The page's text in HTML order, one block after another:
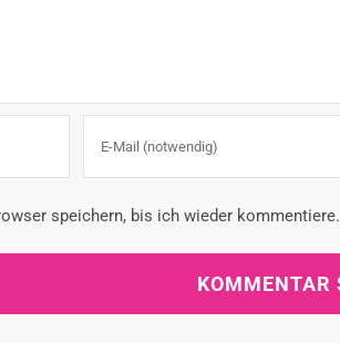
speichern, bis ich wieder kommentiere.